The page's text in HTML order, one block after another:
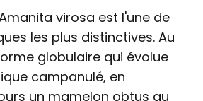
virosa est l'une de
les plus distinctives. Au
globulaire qui évolue
campanulé, en
un mamelon obtus au